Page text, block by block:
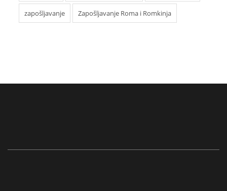
zapošljavanje Zapošljavanje Roma i Romkinja